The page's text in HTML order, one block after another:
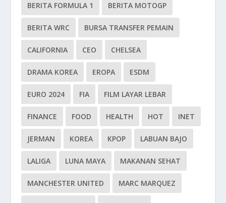
BERITA FORMULA 1 BERITA MOTOGP
BERITA WRC BURSA TRANSFER PEMAIN
CALIFORNIA CEO CHELSEA
DRAMA KOREA EROPA ESDM
EURO 2024 FIA FILM LAYAR LEBAR
FINANCE FOOD HEALTH HOT INET
JERMAN KOREA KPOP LABUAN BAJO
LALIGA LUNA MAYA MAKANAN SEHAT
MANCHESTER UNITED MARC MARQUEZ